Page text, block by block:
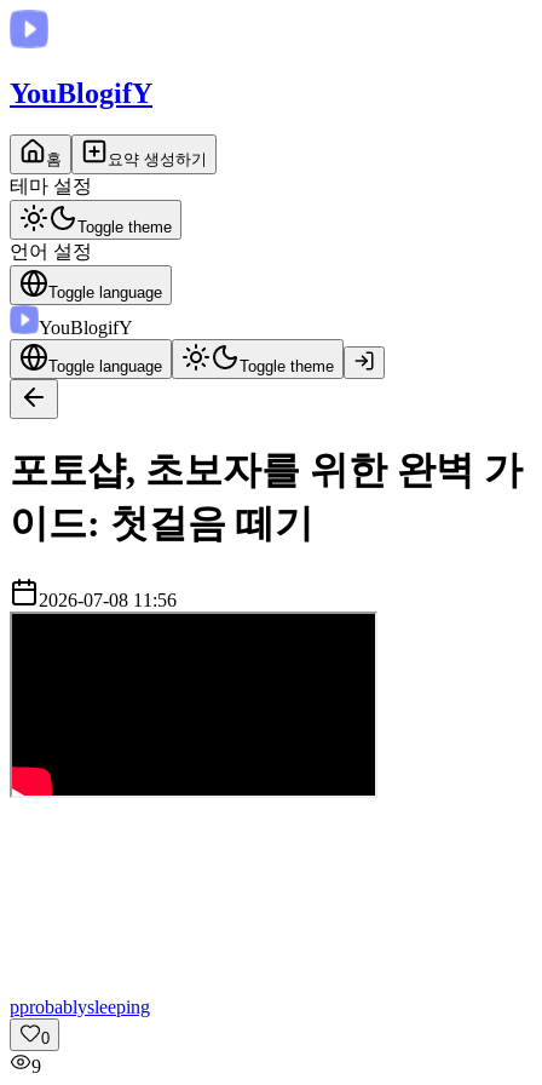
YouBlogifY
홈 요약 생성하기
테마 설정
Toggle theme
언어 설정
Toggle language
YouBlogifY
Toggle language Toggle theme
포토샵, 초보자를 위한 완벽 가
이드: 첫걸음 떼기
2026-07-08 11:56
pprobablysleeping
0
9